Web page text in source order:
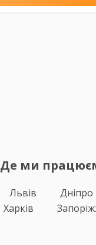
Де ми
Львів Дніпро
Харків